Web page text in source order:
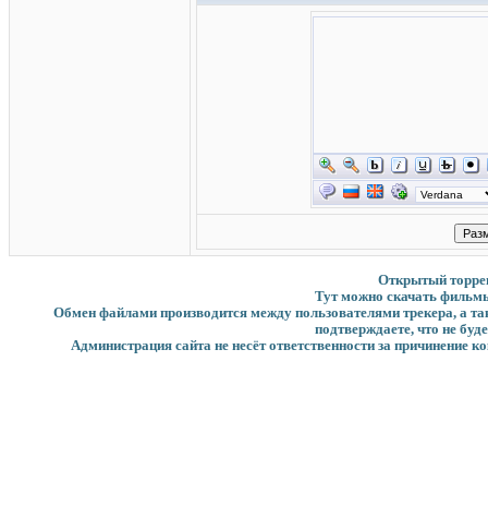
Открытый
Тут можно скачать
Обмен файлами производится между пользователями трекера, а
подтверждаете, что не
Администрация сайта не несёт ответственности за причинение